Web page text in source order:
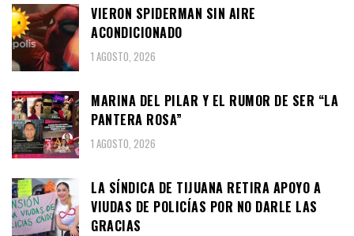
VIERON SPIDERMAN SIN AIRE
ACONDICIONADO
1 AGOSTO, 2026
MARINA DEL PILAR Y EL RUMOR DE SER “LA
PANTERA ROSA”
1 AGOSTO, 2026
LA SÍNDICA DE TIJUANA RETIRA APOYO A
VIUDAS DE POLICÍAS POR NO DARLE LAS
GRACIAS